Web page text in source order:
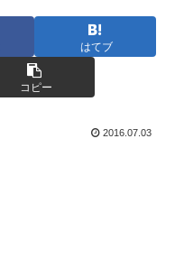
はてブ
コピー
2016.07.03